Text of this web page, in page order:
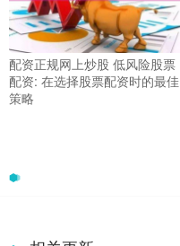
配资正规网上炒股 低风险股票
配资: 在选择股票配资时的最佳
策略